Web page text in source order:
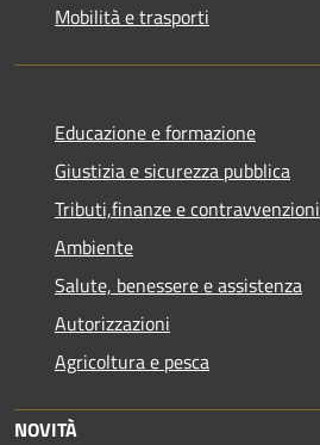
Mobilità e trasporti
Educazione e formazione
Giustizia e sicurezza pubblica
Tributi,finanze e contravvenzioni
Ambiente
Salute, benessere e assistenza
Autorizzazioni
Agricoltura e pesca
NOVITÀ